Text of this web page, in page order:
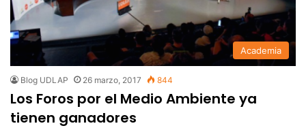
Academia
Blog UDLAP 26 marzo, 2017 844
Los Foros por el Medio Ambiente ya
tienen ganadores